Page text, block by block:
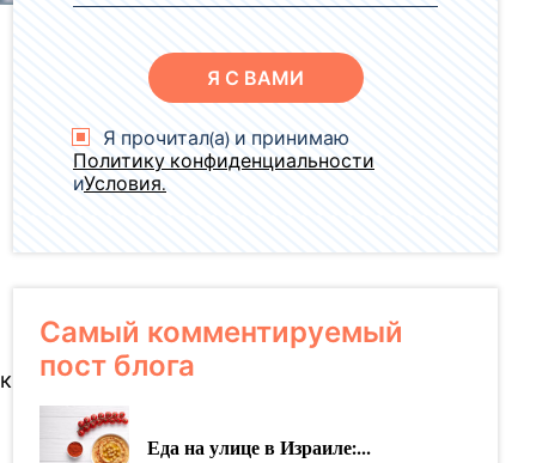
Я С ВАМИ
Я прочитал(а) и принимаю
Политику конфиденциальности
иУсловия.
Самый комментируемый
пост блога
Еда на улице в Израиле:...